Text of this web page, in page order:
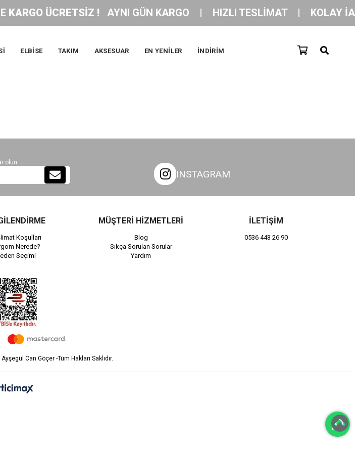
KARGO ÜCRETSİZ !
AYNI GÜN KARGO    |    HIZLI TESLİMAT    |    KOLAY
ELBİSE TAKIM AKSESUAR EN YENİLER İNDİRİM
olun.
INSTAGRAM
Koşulları
Nerede?
Seçimi
MÜŞTERİ HİZMETLERİ
Blog
Sıkça Sorulan Sorular
Yardım
İLETİŞİM
0536 443 26 90
Can Göçer -Tüm Hakları Saklıdır.